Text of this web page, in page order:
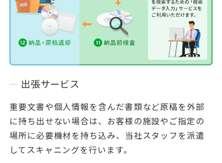
出張サービス
重要文書や個人情報を含んだ書類など原稿を外部
に持ち出せない場合は、お客様の施設やご指定の
場所に必要機材を持ち込み、当社スタッフを派遣
してスキャニングを行います。